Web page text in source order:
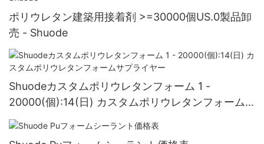
ポリウレタン建築用接着剤 >=30000個US.0製品卸
売 - Shuode
Shuodeカスタムポリウレタンフォーム 1 -
20000(個):14(日) カスタムポリウレタンフォーム
サプライヤー